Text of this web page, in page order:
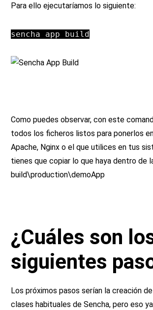
Para ello ejecutaríamos lo siguiente:
sencha app build
Como puedes observar, con este
todos los ficheros listos para ponerlos
Apache, Nginx o el que utilices en tus
tienes que copiar lo que haya dentro de
build\production\demoApp
¿Cuáles son
siguientes
Los próximos pasos serían la creación
clases habituales de Sencha, pero eso